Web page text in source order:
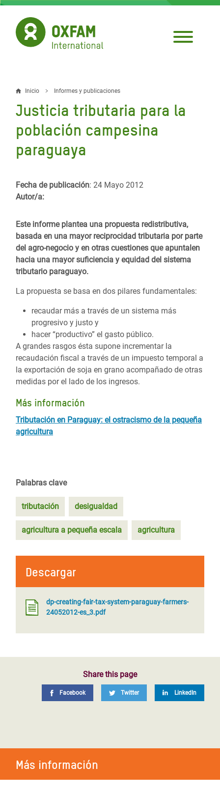
Pasar
contenido
principal
Sobrescribir
enlaces
de
ayuda
la
navegación
Inicio Informes y publicaciones
Justicia tributaria para la
población campesina
paraguaya
Fecha de publicación: 24 Mayo 2012
Autor/a:
Este informe plantea una propuesta redistributiva,
basada en una mayor reciprocidad tributaria por parte
del agro-negocio y en otras cuestiones que apuntalen
hacia una mayor suficiencia y equidad del sistema
tributario paraguayo.
La propuesta se basa en dos pilares fundamentales:
recaudar más a través de un sistema más
progresivo y justo y
hacer “productivo” el gasto público.
A grandes rasgos ésta supone incrementar la
recaudación fiscal a través de un impuesto temporal a
la exportación de soja en grano acompañado de otras
medidas por el lado de los ingresos.
Más información
Tributación en Paraguay: el ostracismo de la pequeña
agricultura
Palabras clave
tributación desigualdad
agricultura a pequeña escala agricultura
Descargar
dp-creating-fair-tax-system-paraguay-farmers-
24052012-es_3.pdf
Share this page
Facebook Twitter LinkedIn
Más información